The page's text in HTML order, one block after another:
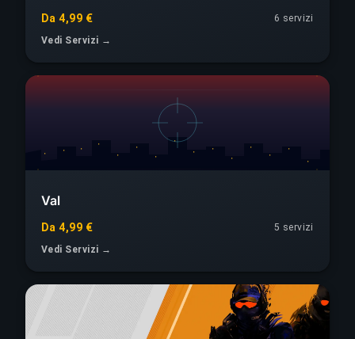
Da 4,99 €
6 servizi
Vedi Servizi →
Val
Da 4,99 €
5 servizi
Vedi Servizi →